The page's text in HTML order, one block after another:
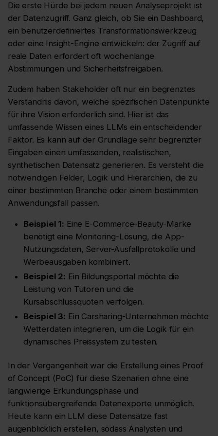
Die erste Hürde bei jedem neuen Analyseprojekt ist
der Datenzugriff. Ganz gleich, ob Sie ein Dashboard,
ein benutzerdefiniertes Transformationswerkzeug
oder eine Insight-Engine entwickeln: der Zugriff auf
reale Daten erfordert oft wochenlange
Abstimmungen und Sicherheitsfreigaben.
Zudem haben Stakeholder oft nur ein begrenztes
Verständnis davon, welche spezifischen Datenpunkte
für ihre Vision erforderlich sind. Hier ist das
umfassende Wissen eines LLMs ein entscheidender
Faktor. Es kann auf der Grundlage sehr begrenzter
Eingaben einen umfassenden, realistischen,
synthetischen Datensatz generieren. Es versteht die
notwendigen Felder, Logik und Hierarchien, die zu
einer bestimmten Branche oder einem bestimmten
Anwendungsfall passen.
Beispiel 1: Eine E-Commerce-Beauty-Marke
benötigt eine Monitoring-Lösung, die App-
Nutzungsdaten, Server-Ausfallprotokolle und
Werbeausgaben kombiniert.
Beispiel 2: Ein Bildungsportal möchte die
Leistung von Tutoren und die
Kursabschlussquoten verfolgen.
Beispiel 3: Ein Carsharing-Unternehmen möchte
Wetterdaten integrieren, um die Logik für ein
dynamisches Preissystem zu testen.
In der Vergangenheit war die Erstellung eines Proof
of Concept (PoC) für diese Szenarien ohne eine
langwierige Erkundungsphase und
funktionsübergreifende Datenexporte unmöglich.
Heute kann ein LLM diese Datensätze fast
augenblicklich erstellen, sodass Analysten und